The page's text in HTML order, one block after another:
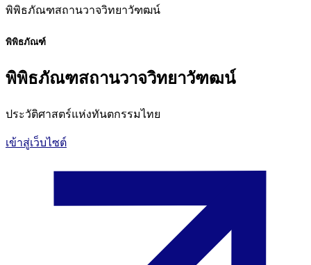
พิพิธภัณฑสถานวาจวิทยาวัฑฒน์
พิพิธภัณฑ์
พิพิธภัณฑสถานวาจวิทยาวัฑฒน์
ประวัติศาสตร์แห่งทันตกรรมไทย
เข้าสู่เว็บไซต์